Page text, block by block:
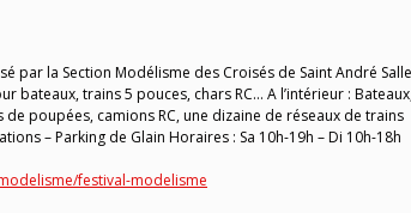
par la Section Modélisme des Croisés de Saint André
bateaux, trains 5 pouces, chars RC… A l’intérieur :
poupées, camions RC, une dizaine de réseaux de trains
– Parking de Glain Horaires : Sa 10h-19h – Di 10h-18h
festival-modelisme